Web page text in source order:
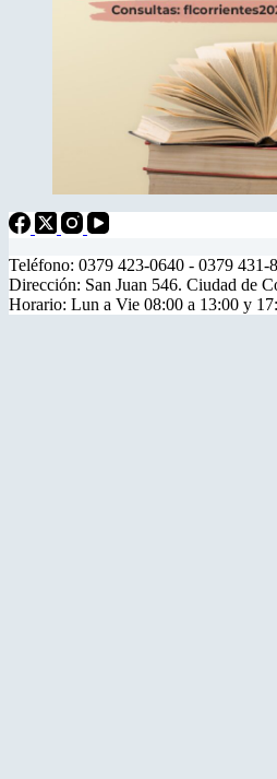
Teléfono: 0379 423-0640 - 0379 431-
Dirección: San Juan 546. Ciudad de
Horario: Lun a Vie 08:00 a 13:00 y